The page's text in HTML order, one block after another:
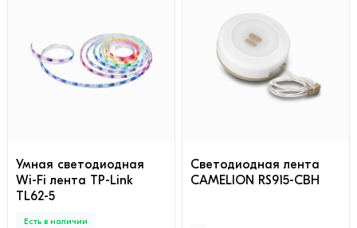
Умная светодиодная
Wi-Fi лента TP-Link
TL62-5
Есть в наличии
Cветодиодная лента
CAMELION RS915-CBH